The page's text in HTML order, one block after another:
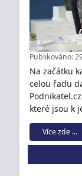
Publikováno:
Na začátku
celou řadu
které jsou k
Více zde ...